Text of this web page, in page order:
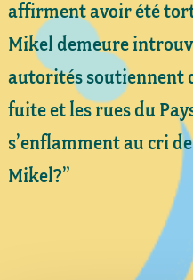
affirment avoir été
Mikel demeure
autorités soutiennent
fuite et les rues du
s’enflamment au cri
Mikel?”